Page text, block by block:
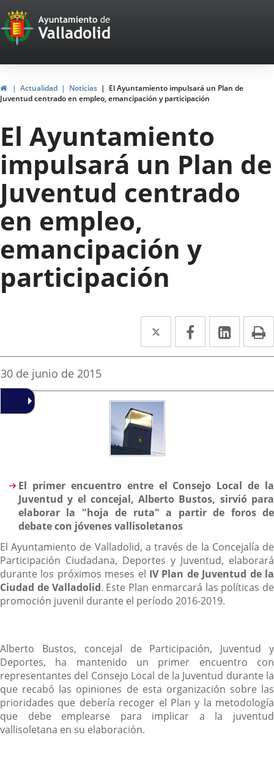
Portal
Web
del
Ayuntamiento
de
Valladolid
InicioActualidad Noticias
El Ayuntamiento impulsará un Plan de
Juventud centrado en empleo, emancipación y participación
El Ayuntamiento
impulsará un Plan de
Juventud centrado
en empleo,
emancipación y
participación
Twitter
Enlace
a
aplicación
externa.
Facebook
Enlace
a
aplicación
Enlace
a
Fecha
noticia
30 de junio de 2015
El primer encuentro entre el Consejo Local de la
Juventud y el concejal, Alberto Bustos, sirvió para
elaborar la "hoja de ruta" a partir de foros de
debate con jóvenes vallisoletanos
El Ayuntamiento de Valladolid, a través de la Concejalía de
Participación Ciudadana, Deportes y Juventud, elaborará
durante los próximos meses el IV Plan de Juventud de la
Ciudad de Valladolid. Este Plan enmarcará las políticas de
promoción juvenil durante el período 2016-2019.
Alberto Bustos, concejal de Participación, Juventud y
Deportes, ha mantenido un primer encuentro con
representantes del Consejo Local de la Juventud durante la
que recabó las opiniones de esta organización sobre las
prioridades que debería recoger el Plan y la metodología
que debe emplearse para implicar a la juventud
vallisoletana en su elaboración.